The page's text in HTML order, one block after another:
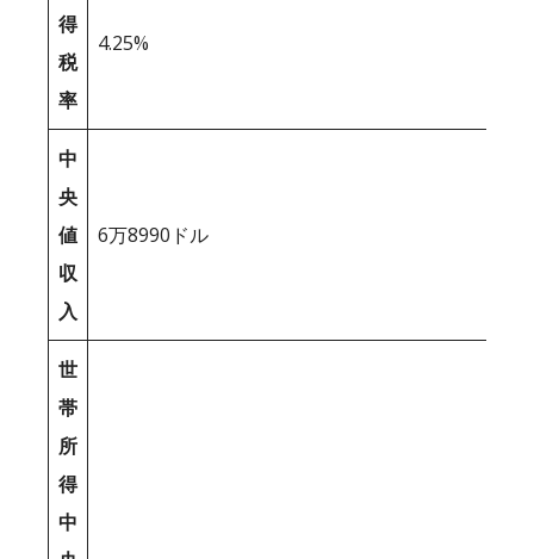
得
税
率
4.25%
中
央
値
収
入
6万8990ドル
世
帯
所
得
中